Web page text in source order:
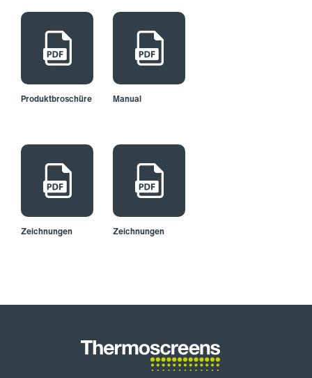
Produktbroschüre Manual
Zeichnungen Zeichnungen